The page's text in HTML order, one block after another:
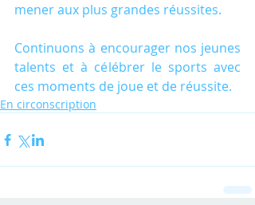
mener aux plus grandes réussites.
Continuons à encourager nos jeunes
talents et à célébrer le sports avec
ces moments de joue et de réussite.
En circonscription